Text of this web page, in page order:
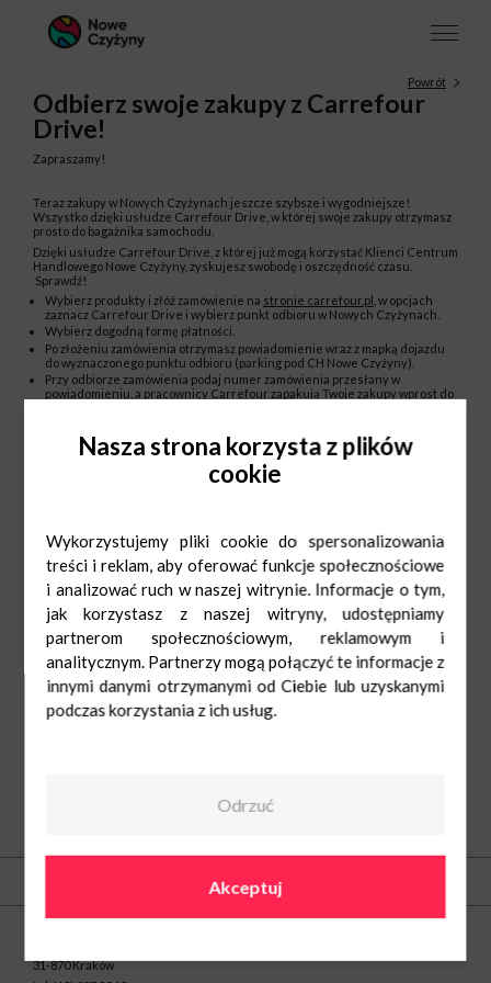
Powrót
Odbierz swoje zakupy z Carrefour
Drive!
Zapraszamy!
Teraz zakupy w Nowych Czyżynach jeszcze szybsze i wygodniejsze!
Wszystko dzięki usłudze Carrefour Drive, w której swoje zakupy otrzymasz
prosto do bagażnika samochodu.
Dzięki usłudze Carrefour Drive, z której już mogą korzystać Klienci Centrum
Handlowego Nowe Czyżyny, zyskujesz swobodę i oszczędność czasu.
Sprawdź!
Wybierz produkty i złóż zamówienie na stronie carrefour.pl , w opcjach
zaznacz Carrefour Drive i wybierz punkt odbioru w Nowych Czyżynach.
Wybierz dogodną formę płatności.
Po złożeniu zamówienia otrzymasz powiadomienie wraz z mapką dojazdu
do wyznaczonego punktu odbioru (parking pod CH Nowe Czyżyny).
Przy odbiorze zamówienia podaj numer zamówienia przesłany w
powiadomieniu, a pracownicy Carrefour zapakują Twoje zakupy wprost do
31-870 Kraków
Nasza strona korzysta z plików
cookie
Wykorzystujemy pliki cookie do spersonalizowania
treści i reklam, aby oferować funkcje społecznościowe
i analizować ruch w naszej witrynie. Informacje o tym,
jak korzystasz z naszej witryny, udostępniamy
partnerom społecznościowym, reklamowym i
analitycznym. Partnerzy mogą połączyć te informacje z
innymi danymi otrzymanymi od Ciebie lub uzyskanymi
podczas korzystania z ich usług.
Odrzuć
Akceptuj